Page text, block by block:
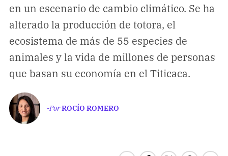
FORMATOS
Entrevistas
Opinión
Biblioterapia
Cartas y réplicas
APÓYANOS
en un escenario de cambio climático. Se ha
alterado la producción de totora, el
ecosistema de más de 55 especies de
animales y la vida de millones de personas
que basan su economía en el Titicaca.
-PorROCÍO ROMERO